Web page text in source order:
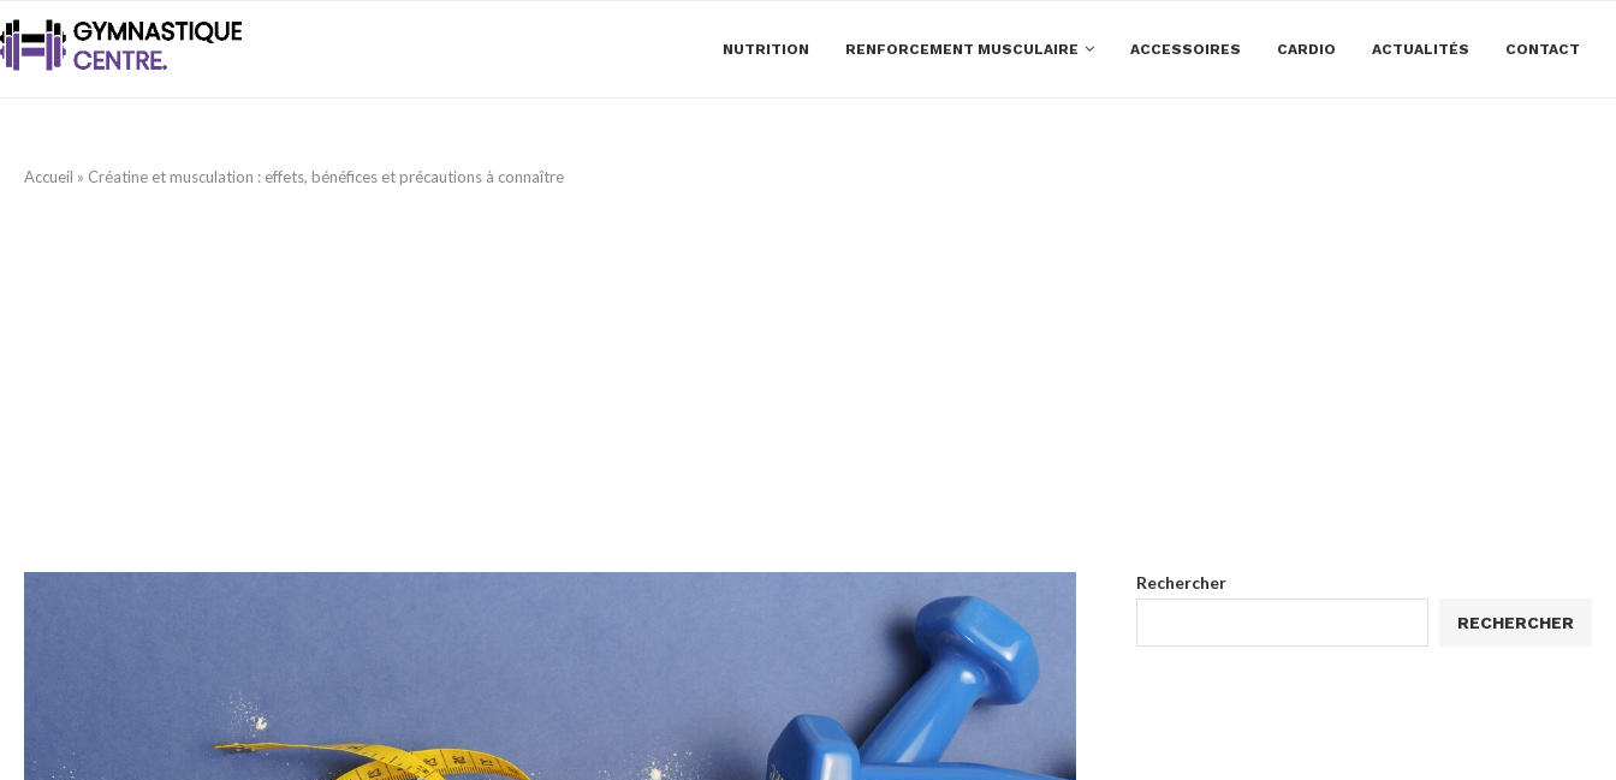
NUTRITION RENFORCEMENT MUSCULAIRE ACCESSOIRES CARDIO ACTUALITÉS CONTACT
Accueil » Créatine et musculation : effets, bénéfices et précautions à connaître
Rechercher
RECHERCHER